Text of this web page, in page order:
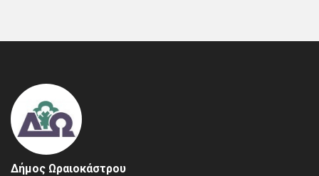
Δήμος Ωραιοκάστρου